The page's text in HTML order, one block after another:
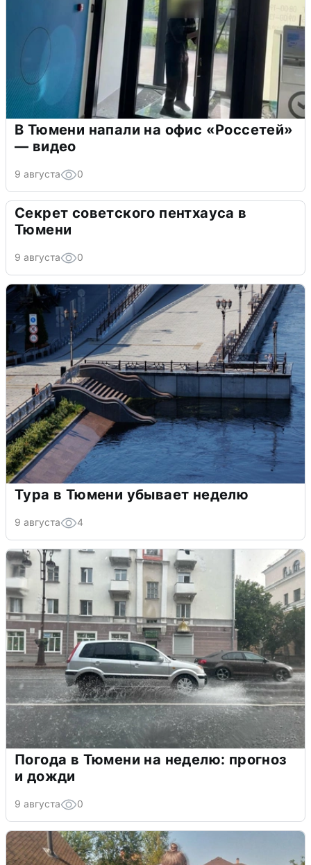
В Тюмени напали на офис «Россетей»
— видео
9 августа 0
Секрет советского пентхауса в
Тюмени
9 августа 0
Тура в Тюмени убывает неделю
9 августа 4
Погода в Тюмени на неделю: прогноз
и дожди
9 августа 0